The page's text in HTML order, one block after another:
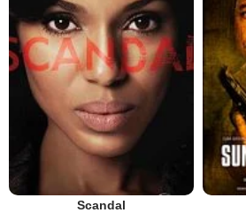
Scandal